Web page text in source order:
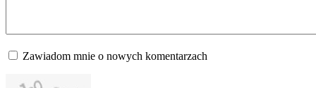
Zawiadom mnie o nowych komentarzach